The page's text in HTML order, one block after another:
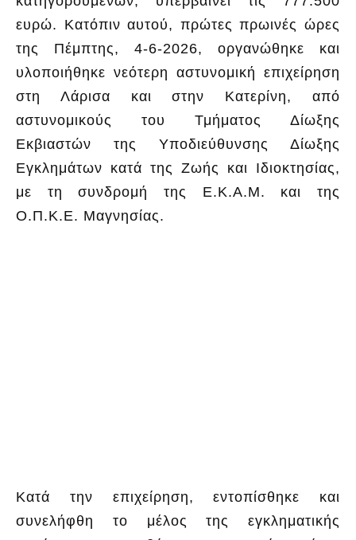
ευρώ. Κατόπιν αυτού, πρώτες πρωινές ώρες
της Πέμπτης, 4-6-2026, οργανώθηκε και
υλοποιήθηκε νεότερη αστυνομική επιχείρηση
στη Λάρισα και στην Κατερίνη, από
αστυνομικούς του Τμήματος Δίωξης
Εκβιαστών της Υποδιεύθυνσης Δίωξης
Εγκλημάτων κατά της Ζωής και Ιδιοκτησίας,
με τη συνδρομή της Ε.Κ.Α.Μ. και της
Ο.Π.Κ.Ε. Μαγνησίας.
Κατά την επιχείρηση, εντοπίσθηκε και
συνελήφθη το μέλος της εγκληματικής